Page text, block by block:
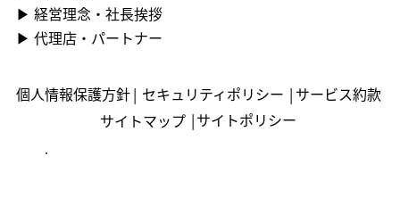
▶ ︎︎経営理念・社長挨拶
▶ ︎︎代理店・パートナー
サイトマップ サイトポリシー
|
個人情報保護方針 セキュリティポリシー サービス約款
| |